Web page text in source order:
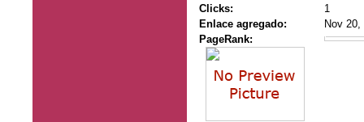
Clicks:
1
Enlace agregado:
Nov 20,
PageRank: